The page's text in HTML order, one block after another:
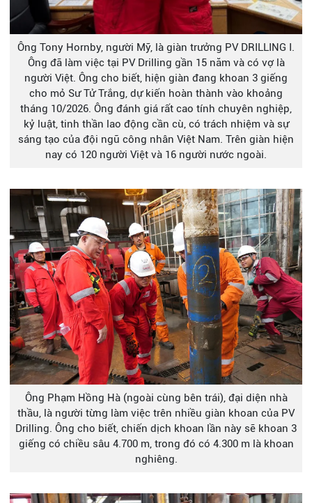
Ông Tony Hornby, người Mỹ, là giàn trưởng PV DRILLING I.
Ông đã làm việc tại PV Drilling gần 15 năm và có vợ là
người Việt. Ông cho biết, hiện giàn đang khoan 3 giếng
cho mỏ Sư Tử Trắng, dự kiến hoàn thành vào khoảng
tháng 10/2026. Ông đánh giá rất cao tính chuyên nghiệp,
kỷ luật, tinh thần lao động cần cù, có trách nhiệm và sự
sáng tạo của đội ngũ công nhân Việt Nam. Trên giàn hiện
nay có 120 người Việt và 16 người nước ngoài.
Ông Phạm Hồng Hà (ngoài cùng bên trái), đại diện nhà
thầu, là người từng làm việc trên nhiều giàn khoan của PV
Drilling. Ông cho biết, chiến dịch khoan lần này sẽ khoan 3
giếng có chiều sâu 4.700 m, trong đó có 4.300 m là khoan
nghiêng.